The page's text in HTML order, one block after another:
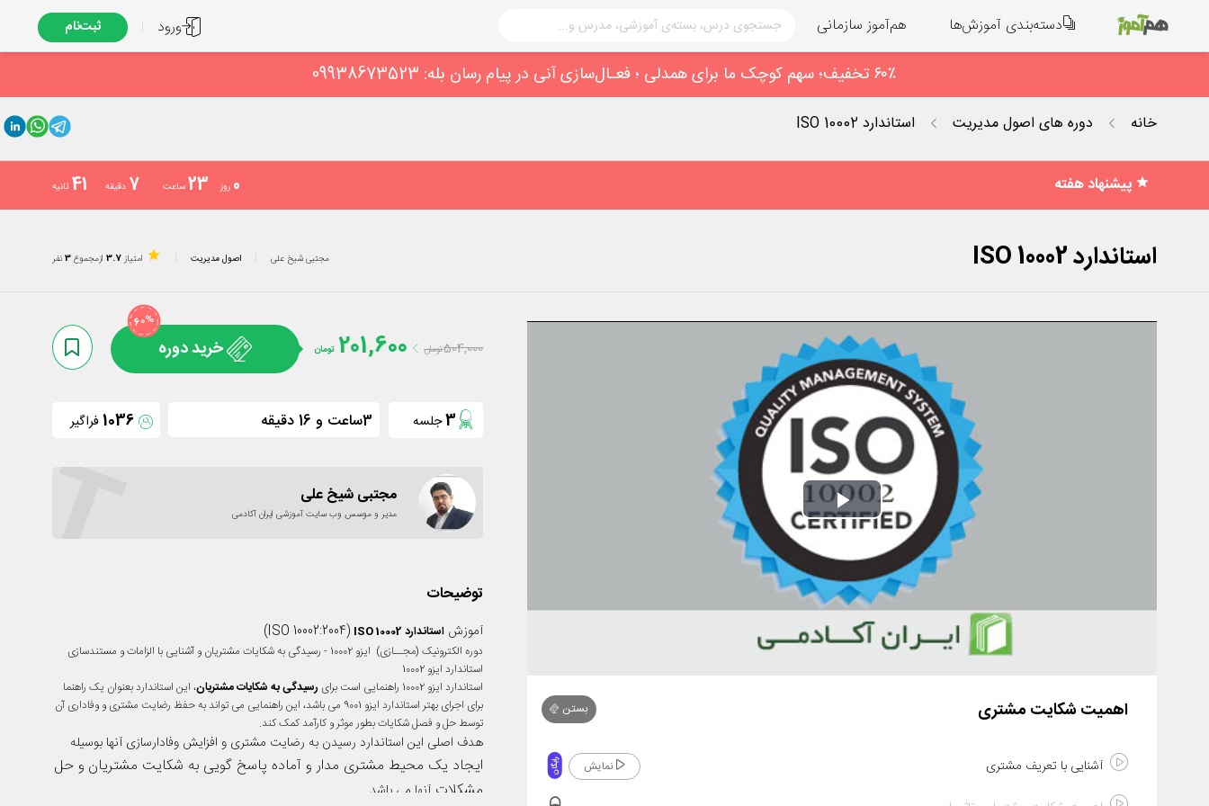
دسته‌بندی آموزش‌ها هم‌آموز سازمانی ورود ثبت‌نام
۶۰٪ تخفیف؛ سهم کوچک ما برای همدلی ؛ فعـال‌سازی آنی در پیام رسان بله: 09938673523
خانه دوره های اصول مدیریت استاندارد ISO 10002
پیشنهاد هفته 0 روز 23ساعت 7 دقیقه 41ثانیه
استاندارد ISO 10002 مجتبی شیخ علی اصول مدیریت امتیاز 3.7 ازمجموع3نفر
Play
Video
اهمیت شکایت مشتری بستن
آشنایی با تعریف مشتری رایگان نمایش
504,000تومان 201,600 تومان
60%
خرید دوره
3جلسه 3ساعت و 16 دقیقه 1036 فراگیر
مجتبی شیخ علی
مدیر و موسس وب سایت آموزشی ایران آکادمی T توضیحات
آموزشاستاندارد ISO 10002:2004)
ISO 10002
)
دوره الکترونیک (مجــازی) ایزو 10002 - رسیدگی به شکایات مشتریان و آشنایی با الزامات و مستندسازی
استاندارد ایزو 10002
استاندارد ایزو 10002 راهنمایی است برای
رسیدگی به شکایات مشتریان، این استاندارد بعنوان یک راهنما
برای اجرای بهتر استاندارد ایزو 9001 می باشد، این راهنمایی می تواند به حفظ رضایت مشتری و وفاداری آن
توسط حل و فصل شکایات بطور موثر و کارآمد کمک کند.
هدف اصلی این استاندارد رسیدن به رضایت مشتری و افزایش وفادارسازی آنها بوسیله
ایجاد یک محیط مشتری مدار و آماده پاسخ گویی به شکایت مشتریان و حل
مشکلاتآنها می باشد.